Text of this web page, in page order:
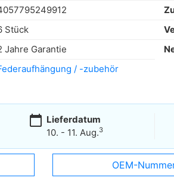
Stück
Jahre Garantie
/ -zubehör
calendar_today Lieferdatum
10. - 11. Aug.3
OEM-